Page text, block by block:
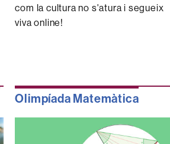
com la cultura no s'atura i segueix
viva online!
Olimpíada Matemàtica